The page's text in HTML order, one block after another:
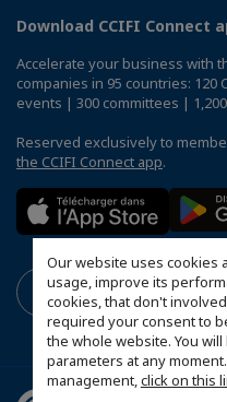
Our website uses cookies
usage, improve its
cookies, that don't
required your consent to
the whole website. You
parameters at any
management,click on this
Download CCIFI Connect
Accelerate your business with
companies in 95 countries: 120
events | 300 committees |
Reserved exclusively to
the CCIFI Connect app.